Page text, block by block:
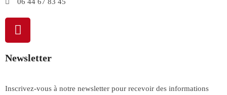
Newsletter
Inscrivez-vous à notre newsletter pour recevoir des informations